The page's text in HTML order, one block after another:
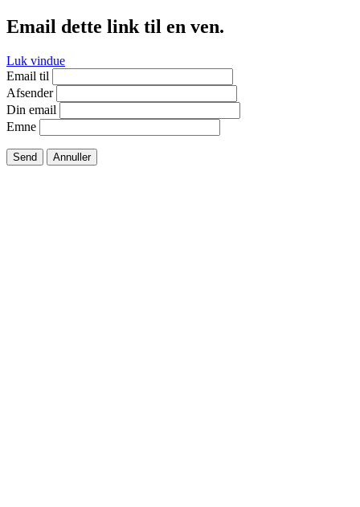
Email dette link til en ven.
Luk vindue
Email til
Afsender
Din email
Emne
Send Annuller